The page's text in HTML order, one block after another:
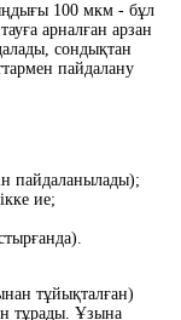
100 мкм - бұл
арналған арзан
сондықтан
пайдалану
пайдаланылады);
ие;
тұйықталған)
тұрады. Ұзына